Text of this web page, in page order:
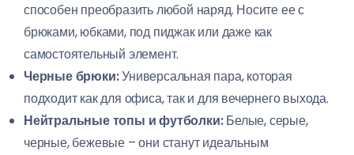
способен преобразить любой наряд. Носите ее с
брюками, юбками, под пиджак или даже как
самостоятельный элемент.
Черные брюки:Универсальная пара, которая
подходит как для офиса, так и для вечернего выхода.
Нейтральные топы и футболки:Белые, серые,
черные, бежевые – они станут идеальным